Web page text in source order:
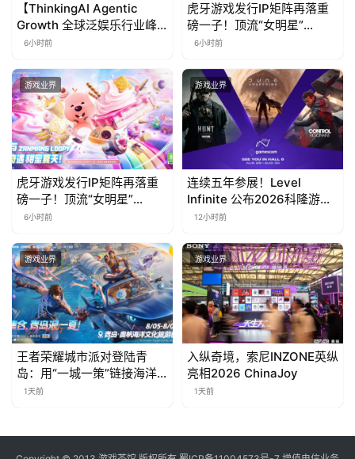
【ThinkingAI Agentic
Growth 全球泛娱乐行业峰
会】Agent 时代，人到底负
6小时前
虎牙游戏发行IP矩阵再落重
磅一子！顶流“女明星”
ZANMANG LOOPY 正版3D
曝光
6小时前
游戏业界
虎牙游戏发行IP矩阵再落重
磅一子！顶流“女明星”
ZANMANG LOOPY 正版3D
曝光
6小时前
游戏业界
连续五年参展！Level
Infinite 公布2026科隆游戏
展产品阵容
12小时前
游戏业界
王者荣耀城市派对登陆青
岛：用“一城一策”链接海洋
场景，以双向奔赴带动夏日
1天前
游戏业界
入纵奇境，索尼INZONE英纵
亮相2026 ChinaJoy
1天前